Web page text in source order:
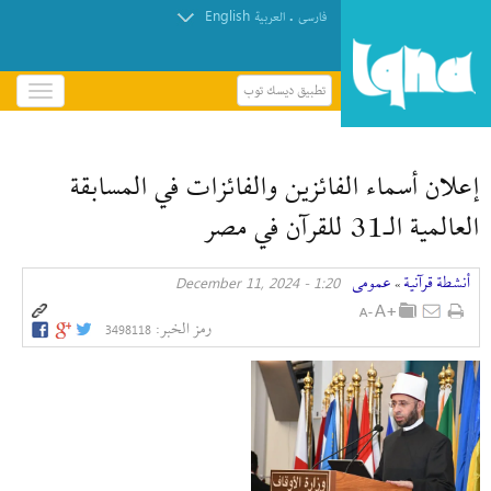
فارسی . العربیة English
تطبيق ديسك توب
باز
و
إعلان أسماء الفائزين والفائزات في المسابقة
العالمية الـ31 للقرآن في مصر
أنشطة قرآنیة » عمومی 1:20 - December 11, 2024
رمز الخبر: 3498118